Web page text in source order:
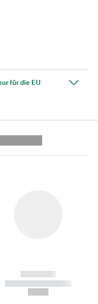
für die EU
------------
----------- -----------